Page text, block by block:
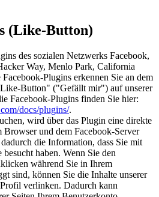
(Like-Button)
des sozialen Netzwerks Facebook,
Way, Menlo Park, California
Plugins erkennen Sie an dem
Button" ("Gefällt mir") auf unserer
Facebook-Plugins finden Sie hier:
docs/plugins/.
wird über das Plugin eine direkte
und dem Facebook-Server
die Information, dass Sie mit
haben. Wenn Sie den
während Sie in Ihrem
sind, können Sie die Inhalte unserer
verlinken. Dadurch kann